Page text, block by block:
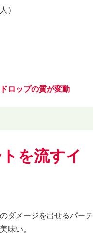
）
ロップの質が変動
を流すイ
ダメージを出せるパーテ
味い。